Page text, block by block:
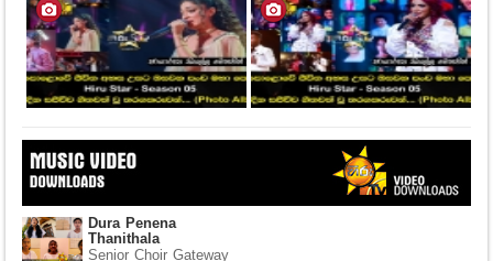
Dura Penena
Thanithala
Senior Choir Gateway